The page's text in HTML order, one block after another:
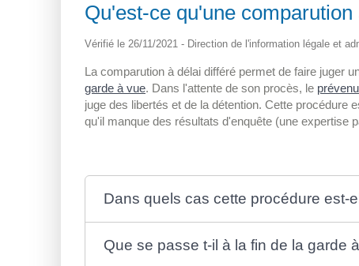
Qu'est-ce qu'une
Vérifié le 26/11/2021 - Direction de l'information légale et
La comparution à délai différé permet de faire juger
garde à vue. Dans l'attente de son procès, le prévenu
juge des libertés et de la détention. Cette
qu'il manque des résultats d'enquête (une expertise
Dans quels cas cette procédure est-
Que se passe t-il à la fin de la garde